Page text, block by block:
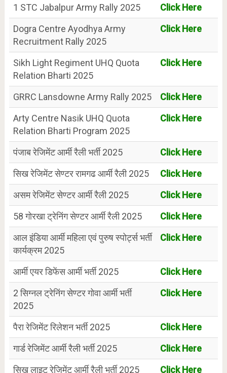
1 STC Jabalpur Army Rally 2025
Click Here
Dogra Centre Ayodhya Army
Recruitment Rally 2025
Click Here
Sikh Light Regiment UHQ Quota
Relation Bharti 2025
Click Here
GRRC Lansdowne Army Rally 2025
Click Here
Arty Centre Nasik UHQ Quota
Relation Bharti Program 2025
Click Here
पंजाब रेजिमेंट आर्मी रैली भर्ती 2025
Click Here
सिख रेजिमेंट सेण्टर रामगढ आर्मी रैली 2025
Click Here
असम रेजिमेंट सेण्टर आर्मी रैली 2025
Click Here
58 गोरखा ट्रेनिंग सेण्टर आर्मी रैली 2025
Click Here
आल इंडिया आर्मी महिला एवं पुरुष स्पोर्ट्स भर्ती
कार्यक्रम 2025
Click Here
आर्मी एयर डिफेंस आर्मी भर्ती 2025
Click Here
2 सिग्नल ट्रेनिंग सेण्टर गोवा आर्मी भर्ती
2025
Click Here
पैरा रेजिमेंट रिलेशन भर्ती 2025
Click Here
गार्ड रेजिमेंट आर्मी रैली भर्ती 2025
Click Here
सिख लाइट रेजिमेंट आर्मी रैली भर्ती 2025
Click Here